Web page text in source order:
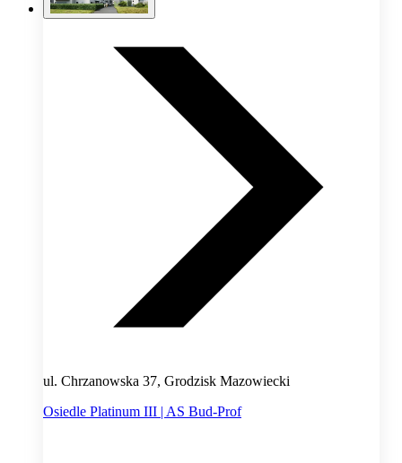
ul. Chrzanowska 37, Grodzisk Mazowiecki
Osiedle Platinum III | AS Bud-Prof